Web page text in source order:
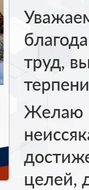
труд,
Желаю
целей,